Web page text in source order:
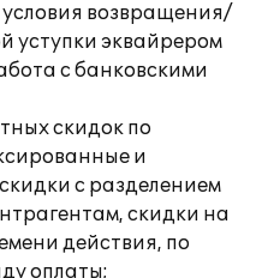
возвращения/
уступки эквайрером
с банковскими
скидок по
и
с разделением
скидки на
действия, по
оплаты;